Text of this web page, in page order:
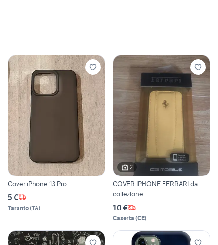
Cover iPhone 13 Pro
5 €
Taranto(TA)
2
COVER IPHONE FERRARI da
collezione
10 €
Caserta (CE)